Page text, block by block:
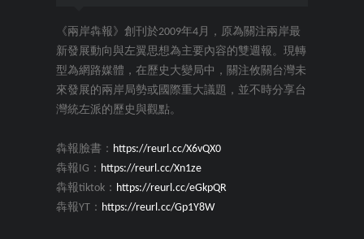
《兩岸犇報》創刊於2009年4月，原為關注兩岸最
新發展動向與左翼思想為主要內容的雙週報。現轉
型為網路媒體，在歷史大變局中，關注攸關台灣未
來發展的兩岸局勢或國際重大議題，並不時分享台
灣統左派的歷史與觀點。
犇報臉書： https://reurl.cc/X6vQX0
犇報IG： https://reurl.cc/Xn1ze
犇報tiktok： https://reurl.cc/eGkpQR
犇報YT： https://reurl.cc/Gp1Y8W